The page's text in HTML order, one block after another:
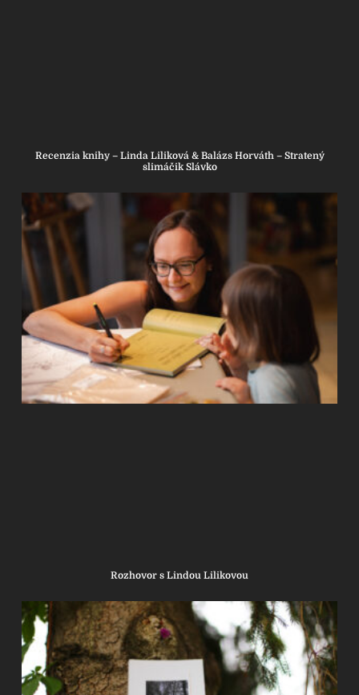
Recenzia knihy – Linda Liliková & Balázs Horváth – Stratený
slimáčik Slávko
Rozhovor s Lindou Lilikovou